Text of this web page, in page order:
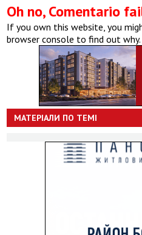
Oh no, Comentario
If you own this website, you
browser console to find out why.
МАТЕРІАЛИ ПО ТЕМІ